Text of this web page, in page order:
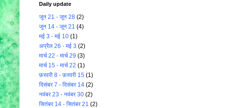
Daily update
जून 21 - जून 28 (2)
जून 14 - जून 21 (4)
मई 3 - मई 10 (1)
अप्रैल 26 - मई 3 (2)
मार्च 22 - मार्च 29 (3)
मार्च 15 - मार्च 22 (1)
फ़रवरी 8 - फ़रवरी 15 (1)
दिसंबर 7 - दिसंबर 14 (2)
नवंबर 23 - नवंबर 30 (2)
सितंबर 14 - सितंबर 21 (2)